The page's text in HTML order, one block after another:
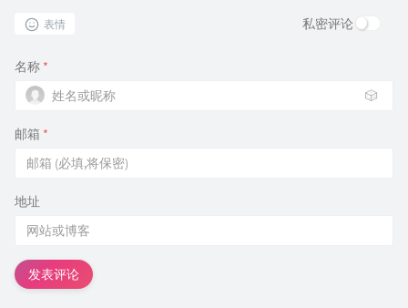
表情 私密评论
名称 *
🎲
邮箱 *
地址
发表评论